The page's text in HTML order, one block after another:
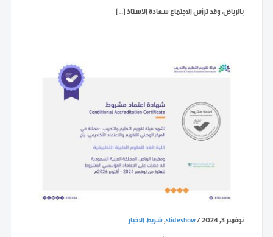
بالرياض، وقد ترأس الاجتماع سعادة الأستاذ […]
نوفمبر 3, 2024 /
slideshow
,شريط الاخبار